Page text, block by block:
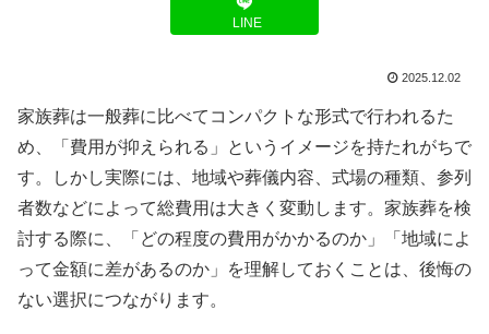
LINE
2025.12.02
家族葬は一般葬に比べてコンパクトな形式で行われるた
め、「費用が抑えられる」というイメージを持たれがちで
す。しかし実際には、地域や葬儀内容、式場の種類、参列
者数などによって総費用は大きく変動します。家族葬を検
討する際に、「どの程度の費用がかかるのか」「地域によ
って金額に差があるのか」を理解しておくことは、後悔の
ない選択につながります。